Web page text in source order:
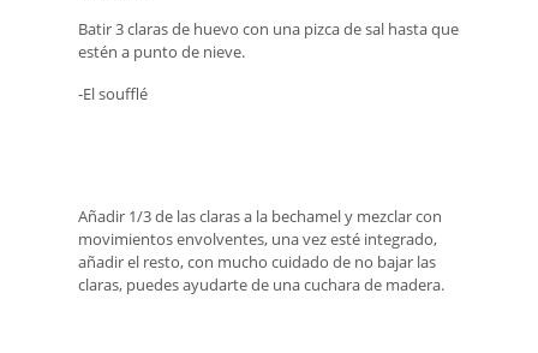
Batir 3 claras de huevo con una pizca de sal hasta que
estén a punto de nieve.
-El soufflé
Añadir 1/3 de las claras a la bechamel y mezclar con
movimientos envolventes, una vez esté integrado,
añadir el resto, con mucho cuidado de no bajar las
claras, puedes ayudarte de una cuchara de madera.